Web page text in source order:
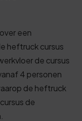
een
heftruck cursus
de cursus
4 personen
de heftruck
de